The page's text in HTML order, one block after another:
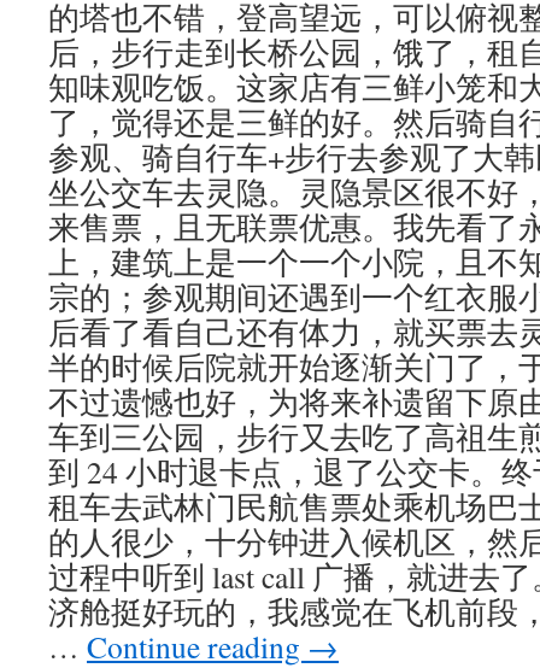
的塔也不错，登高望远，可以俯视
后，步行走到长桥公园，饿了，租
知味观吃饭。这家店有三鲜小笼和
了，觉得还是三鲜的好。然后骑自
参观、骑自行车+步行去参观了大
坐公交车去灵隐。灵隐景区很不好
来售票，且无联票优惠。我先看了
上，建筑上是一个一个小院，且不
宗的；参观期间还遇到一个红衣服
后看了看自己还有体力，就买票去
半的时候后院就开始逐渐关门了，
不过遗憾也好，为将来补遗留下原
车到三公园，步行又去吃了高祖生
到 24 小时退卡点，退了公交卡。
租车去武林门民航售票处乘机场巴
的人很少，十分钟进入候机区，然
过程中听到 last call 广播，就进去
济舱挺好玩的，我感觉在飞机前段
… Continue reading →